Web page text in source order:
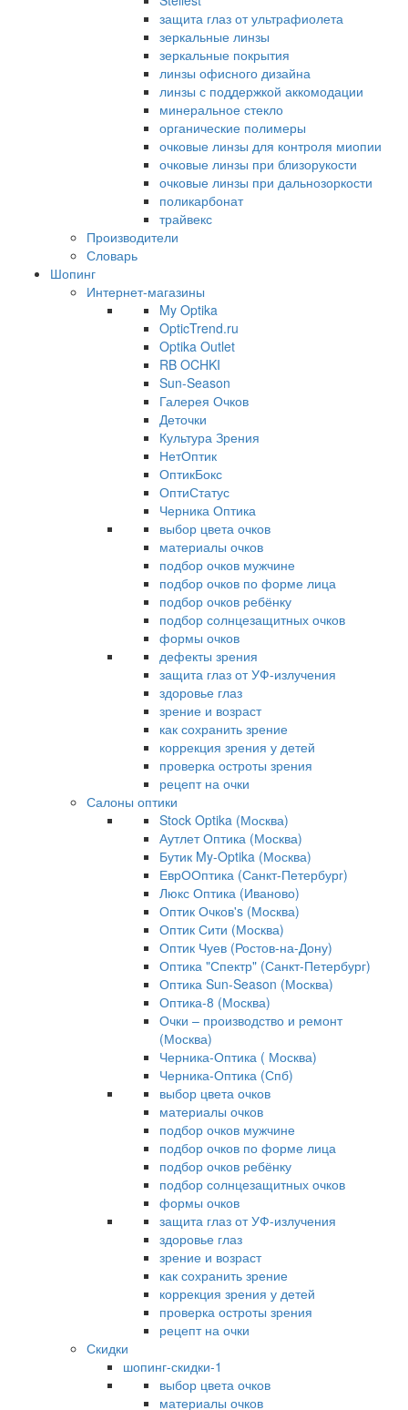
защита глаз от ультрафиолета
зеркальные линзы
зеркальные покрытия
линзы офисного дизайна
линзы с поддержкой аккомодации
минеральное стекло
органические полимеры
очковые линзы для контроля миопии
очковые линзы при близорукости
очковые линзы при дальнозоркости
поликарбонат
трайвекс
Производители
Словарь
Шопинг
Интернет-магазины
My Optika
OpticTrend.ru
Optika Outlet
RB OCHKI
Sun-Season
Галерея Очков
Деточки
Культура Зрения
НетОптик
ОптикБокс
ОптиСтатус
Черника Оптика
выбор цвета очков
материалы очков
подбор очков мужчине
подбор очков по форме лица
подбор очков ребёнку
подбор солнцезащитных очков
формы очков
дефекты зрения
защита глаз от УФ-излучения
здоровье глаз
зрение и возраст
как сохранить зрение
коррекция зрения у детей
проверка остроты зрения
рецепт на очки
Салоны оптики
Stock Optika (Москва)
Аутлет Оптика (Москва)
Бутик My-Optika (Москва)
ЕврООптика (Санкт-Петербург)
Люкс Оптика (Иваново)
Оптик Очков's (Москва)
Оптик Сити (Москва)
Оптик Чуев (Ростов-на-Дону)
Оптика "Спектр" (Санкт-Петербург)
Оптика Sun-Season (Москва)
Оптика-8 (Москва)
Очки – производство и ремонт
(Москва)
Черника-Оптика ( Москва)
Черника-Оптика (Спб)
выбор цвета очков
материалы очков
подбор очков мужчине
подбор очков по форме лица
подбор очков ребёнку
подбор солнцезащитных очков
формы очков
защита глаз от УФ-излучения
здоровье глаз
зрение и возраст
как сохранить зрение
коррекция зрения у детей
проверка остроты зрения
рецепт на очки
Скидки
шопинг-скидки-1
выбор цвета очков
материалы очков